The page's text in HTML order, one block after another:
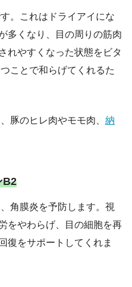
。これはドライアイにな
多くなり、目の周りの筋肉
れやすくなった状態をビタ
ことで和らげてくれるた
豚のヒレ肉やモモ肉、 納
B2
角膜炎を予防します。視
をやわらげ、目の細胞を再
復をサポートしてくれま